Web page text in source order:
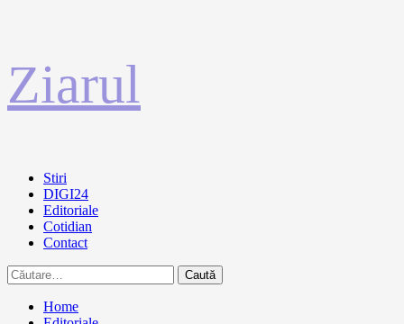
la
conținut
Ziarul
Primary
Menu
Stiri
DIGI24
Editoriale
Cotidian
Contact
Caută
după:
Home